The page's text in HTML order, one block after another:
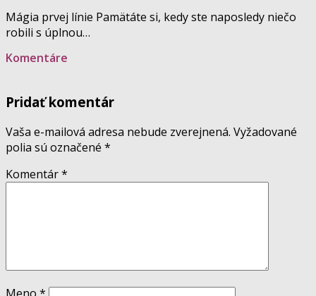
Mágia prvej línie Pamätáte si, kedy ste naposledy niečo
robili s úplnou…
Komentáre
Pridať komentár
Vaša e-mailová adresa nebude zverejnená. Vyžadované
polia sú označené *
Komentár*